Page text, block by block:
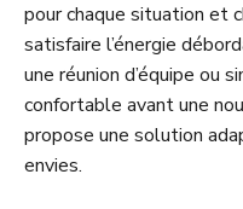
pour chaque situation et
satisfaire l’énergie
une réunion d’équipe ou
confortable avant une
propose une solution
envies.